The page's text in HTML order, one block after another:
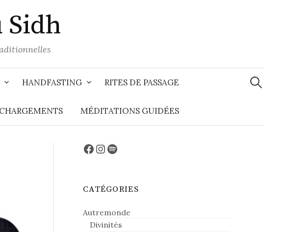
Sidh
HANDFASTING RITES DE PASSAGE
MÉDITATIONS GUIDÉES
Facebook
Instagram
Spotify
CATÉGORIES
Autremonde
Divinités